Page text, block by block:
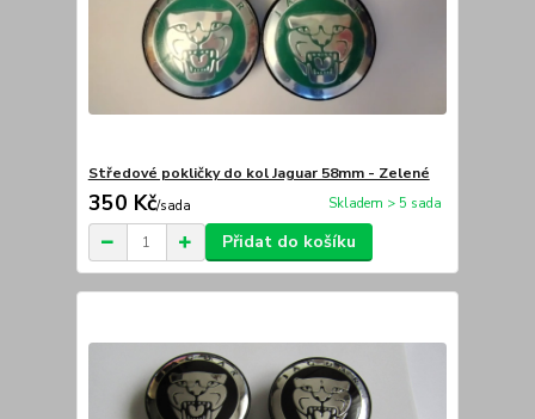
Středové pokličky do kol Jaguar 58mm - Zelené
350 Kč/sada Skladem > 5 sada
Přidat do košíku